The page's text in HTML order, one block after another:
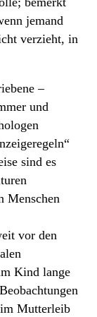
jemand
verzieht, in
–
und
sind es
Menschen
vor den
Kind lange
Mutterleib